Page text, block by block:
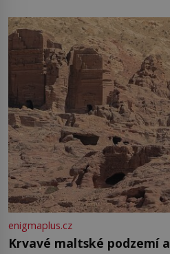
enigmaplus.cz
Krvavé maltské podzemí